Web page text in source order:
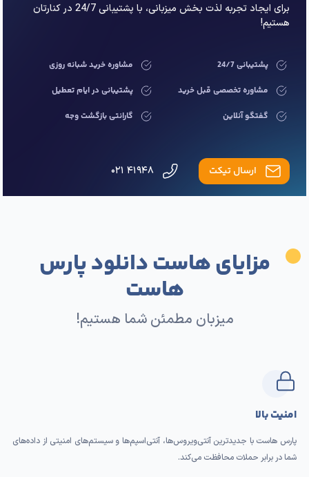
برای ایجاد تجربه لذت بخش میزبانی، با پشتیبانی 24/7 در کنارتان
هستیم!
پشتیبانی 24/7
مشاوره خرید شبانه روزی
مشاوره تخصصی قبل خرید
پشتیبانی در ایام تعطیل
گفتگو آنلاین
گارانتی بازگشت وجه
ارسال تیکت
مزایای هاست دانلود پارس
هاست
میزبان مطمئن شما هستیم!
امنیت بالا
پارس هاست با جدیدترین آنتی‌ویروس‌ها، آنتی‌اسپم‌ها و سیستم‌های امنیتی از داده‌های
شما در برابر حملات محافظت می‌کند.